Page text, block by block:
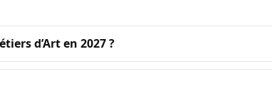
d’Art en 2027 ?